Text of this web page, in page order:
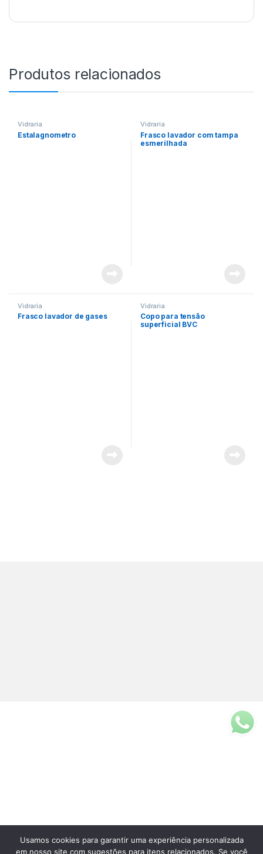
Produtos relacionados
Vidraria
Estalagnometro
Vidraria
Frasco lavador com tampa
esmerilhada
Vidraria
Frasco lavador de gases
Vidraria
Copo para tensão
superficial BVC
Fale Conosco
Usamos cookies para garantir uma experiência personalizada
em nosso site com sugestões para itens relacionados. Se você